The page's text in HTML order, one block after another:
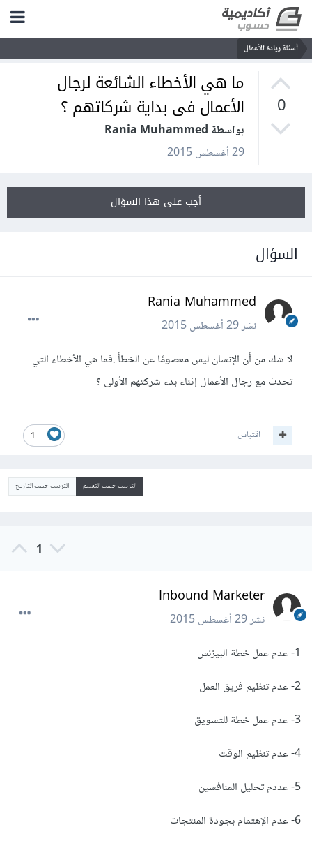
أسئلة ريادة الأعمال
0
ما هي الأخطاء الشائعة لرجال
الأعمال فى بداية شركاتهم ؟
بواسطة Rania Muhammed
29 أغسطس 2015
أجب على هذا السؤال
السؤال
Rania Muhammed
نشر29 أغسطس 2015
لا شك من أن الإنسان ليس معصومًا عن الخطأ .فما هي الأخطاء التي
تحدث مع رجال الأعمال إثناء بدء شركتهم الأولى ؟
1 اقتباس
الترتيب حسب التقييم الترتيب حسب التاريخ
1
Inbound Marketer
نشر29 أغسطس 2015
1- عدم عمل خطة البيزنس
2- عدم تنظيم فريق العمل
3- عدم عمل خطة للتسويق
4- عدم تنظيم الوقت
5- عددم تحليل المنافسين
6- عدم الإهتمام بجودة المنتجات